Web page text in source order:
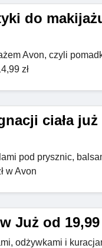
do
Avon, czyli
zł
ciała już
pod prysznic,
w Avon
Już od 19,99
odżywkami i